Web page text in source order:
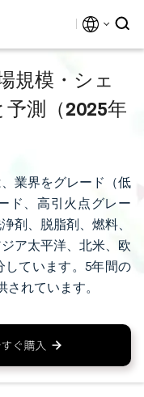
規模・シェ
測（2025年
業界をグレード（低
ド、高引火点グレー
剤、脱脂剤、燃料、
ア太平洋、北米、欧
ています。5年間の
れています。